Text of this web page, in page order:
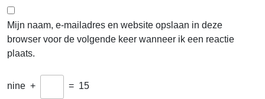
Mijn naam, e-mailadres en website opslaan in deze
browser voor de volgende keer wanneer ik een reactie
plaats.
nine + = 15